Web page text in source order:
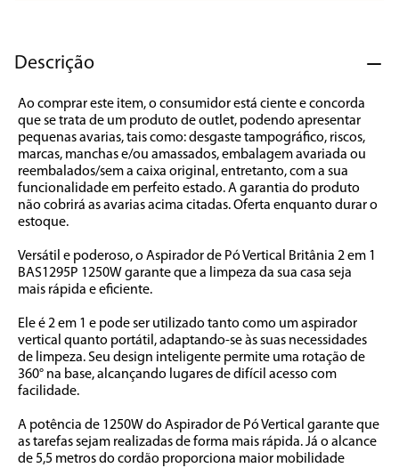
Descrição
Ao comprar este item, o consumidor está ciente e concorda
que se trata de um produto de outlet, podendo apresentar
pequenas avarias, tais como: desgaste tampográfico, riscos,
marcas, manchas e/ou amassados, embalagem avariada ou
reembalados/sem a caixa original, entretanto, com a sua
funcionalidade em perfeito estado. A garantia do produto
não cobrirá as avarias acima citadas. Oferta enquanto durar o
estoque.
Versátil e poderoso, o Aspirador de Pó Vertical Britânia 2 em 1
BAS1295P 1250W garante que a limpeza da sua casa seja
mais rápida e eficiente.
Ele é 2 em 1 e pode ser utilizado tanto como um aspirador
vertical quanto portátil, adaptando-se às suas necessidades
de limpeza. Seu design inteligente permite uma rotação de
360° na base, alcançando lugares de difícil acesso com
facilidade.
A potência de 1250W do Aspirador de Pó Vertical garante que
as tarefas sejam realizadas de forma mais rápida. Já o alcance
de 5,5 metros do cordão proporciona maior mobilidade
9º forno
10º ventilador